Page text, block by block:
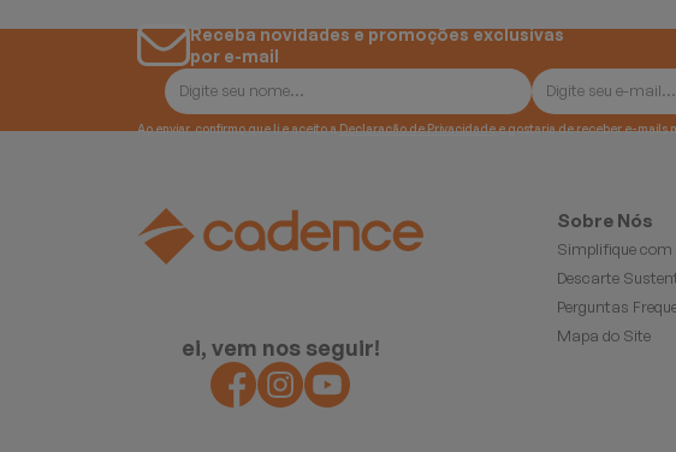
Receba novidades e promoções exclusivas
por e-mail
Ao enviar, confirmo que li e aceito a Declaração de Privacidade
ei, vem nos seguir!
Sobre Nós
Simplifique com
Descarte
Perguntas
Mapa do Site